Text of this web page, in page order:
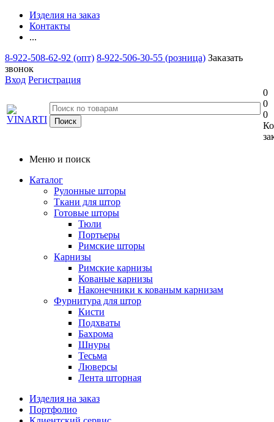
Изделия на заказ
Контакты
...
8-922-508-62-92 (опт) 8-922-506-30-55 (розница) Заказать
звонок
Вход Регистрация
0
0
0
Меню и поиск
Каталог
Рулонные шторы
Ткани для штор
Готовые шторы
Тюли
Портьеры
Римские шторы
Карнизы
Римские карнизы
Кованые карнизы
Наконечники к кованым карнизам
Фурнитура для штор
Кисти
Подхваты
Бахрома
Шнуры
Тесьма
Люверсы
Лента шторная
Изделия на заказ
Портфолио